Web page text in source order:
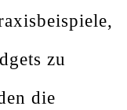
zu
die